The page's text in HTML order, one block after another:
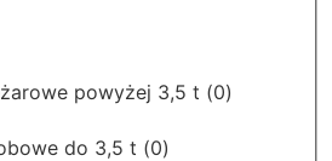
powyżej 3,5 t (0)
do 3,5 t (0)